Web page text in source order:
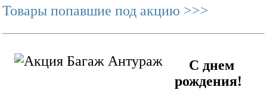
Товары попавшие под акцию >>>
С днем
рождения!